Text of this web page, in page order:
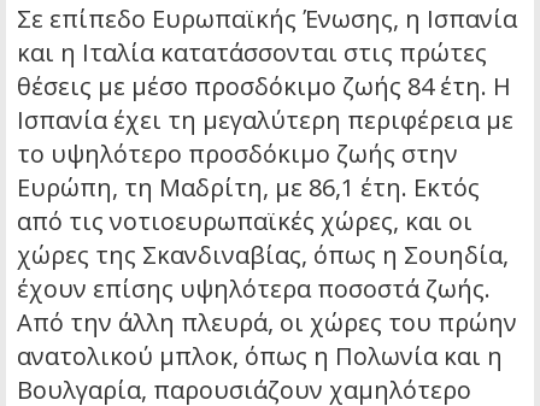
Σε επίπεδο Ευρωπαϊκής Ένωσης, η Ισπανία
και η Ιταλία κατατάσσονται στις πρώτες
θέσεις με μέσο προσδόκιμο ζωής 84 έτη. Η
Ισπανία έχει τη μεγαλύτερη περιφέρεια με
το υψηλότερο προσδόκιμο ζωής στην
Ευρώπη, τη Μαδρίτη, με 86,1 έτη. Εκτός
από τις νοτιοευρωπαϊκές χώρες, και οι
χώρες της Σκανδιναβίας, όπως η Σουηδία,
έχουν επίσης υψηλότερα ποσοστά ζωής.
Από την άλλη πλευρά, οι χώρες του πρώην
ανατολικού μπλοκ, όπως η Πολωνία και η
Βουλγαρία, παρουσιάζουν χαμηλότερο